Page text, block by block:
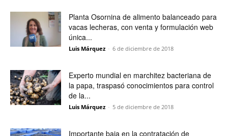
Planta Osornina de alimento balanceado para
vacas lecheras, con venta y formulación web
única...
Luis Márquez - 6 de diciembre de 2018
Experto mundial en marchitez bacteriana de
la papa, traspasó conocimientos para control
de la...
Luis Márquez - 5 de diciembre de 2018
Importante baja en la contratación de